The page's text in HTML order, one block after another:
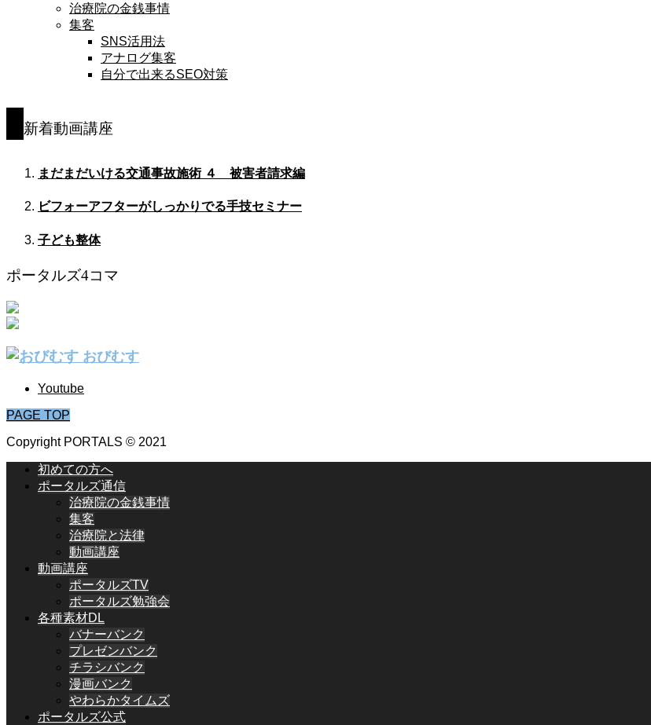
治療院の金銭事情
集客
SNS活用法
アナログ集客
自分で出来るSEO対策
新着動画講座
まだまだいける交通事故施術 ４ 被害者請求編
ビフォーアフターがしっかりでる手技セミナー
子ども整体
ポータルズ4コマ
おびむす
Youtube
PAGE TOP
Copyright PORTALS © 2021
初めての方へ
ポータルズ通信
治療院の金銭事情
集客
治療院と法律
動画講座
動画講座
ポータルズTV
ポータルズ勉強会
各種素材DL
バナーバンク
プレゼンバンク
チラシバンク
漫画バンク
やわらかタイムズ
ポータルズ公式